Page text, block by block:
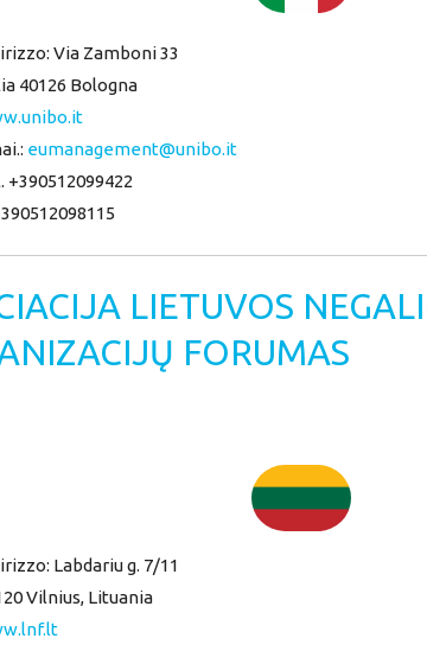
Via Zamboni 33
40126 Bologna
eumanagement@unibo.it
+390512099422
LIETUVOS
FORUMAS
Labdariu g. 7/11
Vilnius, Lituania